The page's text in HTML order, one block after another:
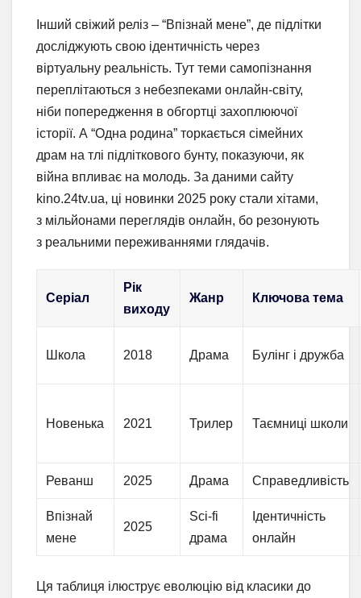
Інший свіжий реліз – “Впізнай мене”, де підлітки
досліджують свою ідентичність через
віртуальну реальність. Тут теми самопізнання
переплітаються з небезпеками онлайн-світу,
ніби попередження в обгортці захоплюючої
історії. А “Одна родина” торкається сімейних
драм на тлі підліткового бунту, показуючи, як
війна впливає на молодь. За даними сайту
kino.24tv.ua, ці новинки 2025 року стали хітами,
з мільйонами переглядів онлайн, бо резонують
з реальними переживаннями глядачів.
Серіал
Рік
виходу
Жанр Ключова тема
Школа 2018 Драма Булінг і дружба
Новенька 2021 Трилер Таємниці школи
Реванш 2025 Драма Справедливість
Впізнай
мене
2025
Sci-fi
драма
Ідентичність
онлайн
Ця таблиця ілюструє еволюцію від класики до